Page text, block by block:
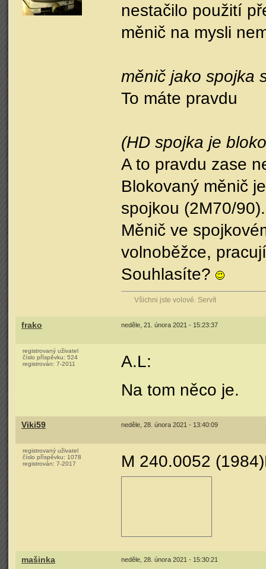
nestačilo použití
měnič na mysli
měnič jako spojka
To máte pravdu
(HD spojka je
A to pravdu zase
Blokovaný měnič
spojkou (2M70/90).
Měnič ve
volnoběžce,
Souhlasíte?
Všichni jste volové. Servít
frako neděle, 21. února 2021 - 15:23:37
registrovaný uživatel
číslo příspěvku: 524
registrován: 7-2011
A.L:
Na tom něco je.
Viki59 neděle, 28. února 2021 - 13:40:09
registrovaný uživatel
číslo příspěvku: 1078
registrován: 7-2017 M 240.0052
mašinka neděle, 28. února 2021 - 15:30:21